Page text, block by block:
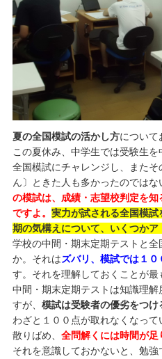
夏の全国模試の活かし方について
この夏休み、中学生では受験生
全国模試にチャレンジし、また
ん〕ときた人も多かったのでは
の模試は、成績・志望校判定を
ですよ。 実力が試される全国模
期の気構えについて、いくつかア
学校の中間・期末定期テストと
か。それはズバリ、模試では１
す。それを理解しておくことが
中間・期末定期テストは知識理
すが、 模試は受験者の優劣をつ
わざと１００点が取れなくなっ
散りばめ、 全問解くには時間が
それを意識しておかないと、勉